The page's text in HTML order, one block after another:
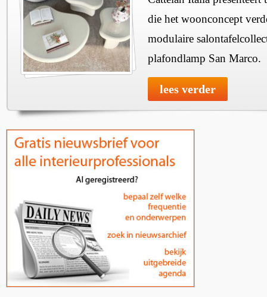
die het woonconcept
modulaire
plafondlamp San Marco.
lees verder